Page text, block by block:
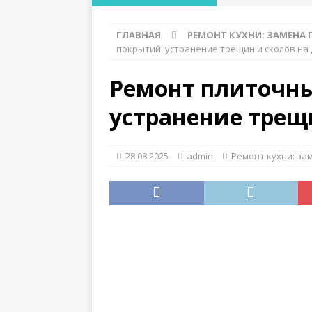
[ 28.07.2026 ] Где
[ 28.07.2026 ]
ДЕРЕВЯННЫЕ
слабых грунтах
[ 26.07.2026 ] Как
конструкций
ГЛАВНАЯ РЕМОНТ КУХНИ: ЗАМЕНА
покрытий: устранение трещин и сколов на
Ремонт
устранение
28.08.2025 admin Ремонт кухни: